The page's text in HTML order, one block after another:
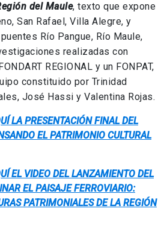
del Maule, texto que expone
San Rafael, Villa Alegre, y
Río Pangue, Río Maule,
realizadas con
REGIONAL y un FONPAT,
constituido por Trinidad
José Hassi y Valentina Rojas.
LA PRESENTACIÓN FINAL DEL
EL PATRIMONIO CULTURAL
EL VIDEO DEL LANZAMIENTO DEL
EL PAISAJE FERROVIARIO:
PATRIMONIALES DE LA REGIÓN